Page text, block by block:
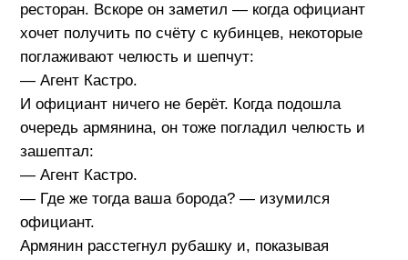
ресторан. Вскоре он заметил — когда официант
хочет получить по счёту с кубинцев, некоторые
поглаживают челюсть и шепчут:
— Агент Кастро.
И официант ничего не берёт. Когда подошла
очередь армянина, он тоже погладил челюсть и
зашептал:
— Агент Кастро.
— Где же тогда ваша борода? — изумился
официант.
Армянин расстегнул рубашку и, показывая